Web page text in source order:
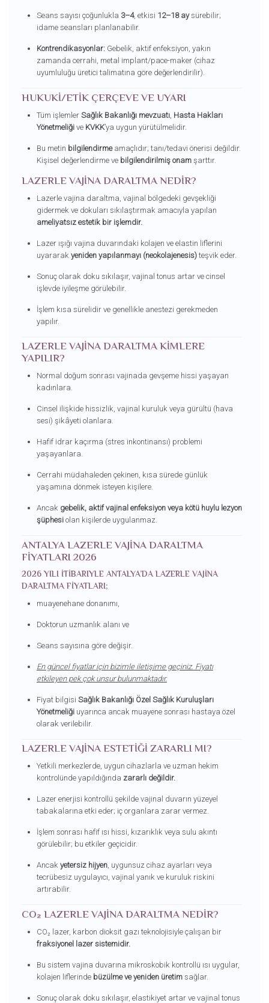
Seans sayısı çoğunlukla 3–4, etkisi 12–18 aysürebilir;
idame seansları planlanabilir.
Kontrendikasyonlar:Gebelik, aktif enfeksiyon, yakın
zamanda cerrahi, metal implant/pace-maker (cihaz
uyumluluğu üretici talimatına göre değerlendirilir).
HUKUKI/ETIK ÇERÇEVE VE UYARI
Tüm işlemler Sağlık Bakanlığı mevzuatı, Hasta Hakları
Yönetmeliğive KVKK’ya uygun yürütülmelidir.
Bu metin bilgilendirmeamaçlıdır; tanı/tedavi önerisi değildir.
Kişisel değerlendirme ve bilgilendirilmiş onamşarttır.
LAZERLE VAJINA DARALTMA NEDIR?
Lazerle vajina daraltma, vajinal bölgedeki gevşekliği
gidermek ve dokuları sıkılaştırmak amacıyla yapılan
ameliyatsız estetik bir işlemdir.
Lazer ışığı vajina duvarındaki kolajen ve elastin liflerini
uyararak yeniden yapılanmayı (neokolajenesis)teşvik eder.
Sonuç olarak doku sıkılaşır, vajinal tonus artar ve cinsel
işlevde iyileşme görülebilir.
İşlem kısa sürelidir ve genellikle anestezi gerekmeden
yapılır.
LAZERLE VAJINA DARALTMA KIMLERE
YAPILIR?
Normal doğum sonrası vajinada gevşeme hissi yaşayan
kadınlara.
Cinsel ilişkide hissizlik, vajinal kuruluk veya gürültü (hava
sesi) şikâyeti olanlara.
Hafif idrar kaçırma (stres inkontinansı) problemi
yaşayanlara.
Cerrahi müdahaleden çekinen, kısa sürede günlük
yaşamına dönmek isteyen kişilere.
Ancak gebelik, aktif vajinal enfeksiyon veya kötü huylu lezyon
şüphesiolan kişilerde uygulanmaz.
ANTALYA LAZERLE VAJINA DARALTMA
FIYATLARI 2026
2026 YILI ITIBARIYLE ANTALYA’DA LAZERLE VAJINA
DARALTMA FIYATLARI;
muayenehane donanımı,
Doktorun uzmanlık alanı ve
Seans sayısına göre değişir.
En güncel fiyatlar için bizimle iletişime geçiniz. Fiyatı
etkileyen pek çok unsur bulunmaktadır.
Fiyat bilgisi Sağlık Bakanlığı Özel Sağlık Kuruluşları
Yönetmeliğiuyarınca ancak muayene sonrası hastaya özel
olarak verilebilir.
LAZERLE VAJINA ESTETIĞI ZARARLI MI?
Yetkili merkezlerde, uygun cihazlarla ve uzman hekim
kontrolünde yapıldığında zararlı değildir.
Lazer enerjisi kontrollü şekilde vajinal duvarın yüzeyel
tabakalarına etki eder; iç organlara zarar vermez.
İşlem sonrası hafif ısı hissi, kızarıklık veya sulu akıntı
görülebilir; bu etkiler geçicidir.
Ancak yetersiz hijyen, uygunsuz cihaz ayarları veya
tecrübesiz uygulayıcı, vajinal yanık ve kuruluk riskini
artırabilir.
CO₂ LAZERLE VAJINA DARALTMA NEDIR?
CO₂ lazer, karbon dioksit gazı teknolojisiyle çalışan bir
fraksiyonel lazer sistemidir.
Bu sistem vajina duvarına mikroskobik kontrollü ısı uygular,
kolajen liflerinde büzülme ve yeniden üretimsağlar.
Sonuç olarak doku sıkılaşır, elastikiyet artar ve vajinal tonus